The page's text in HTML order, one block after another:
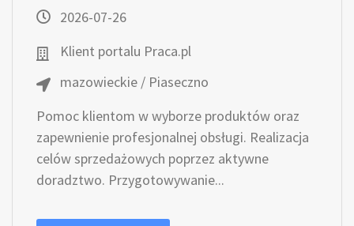
2026-07-26
Klient portalu Praca.pl
mazowieckie / Piaseczno
Pomoc klientom w wyborze produktów oraz
zapewnienie profesjonalnej obsługi. Realizacja
celów sprzedażowych poprzez aktywne
doradztwo. Przygotowywanie...